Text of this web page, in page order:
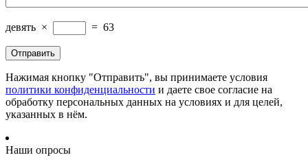
девять × = 63
Нажимая кнопку "Отправить", вы принимаете условия
политики конфиденциальности и даете свое согласие на
обработку персональных данных на условиях и для целей,
указанных в нём.
Наши опросы